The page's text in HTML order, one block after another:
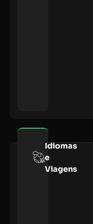
Idiomas
e
Viagens